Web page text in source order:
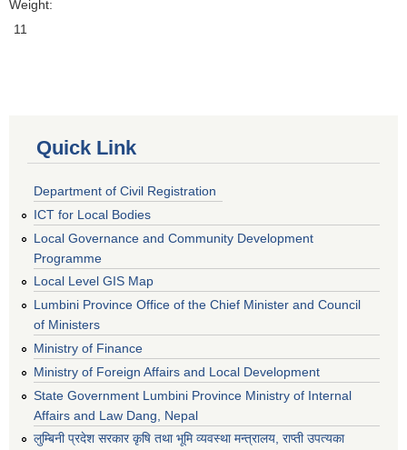
Weight:
11
Quick Link
Department of Civil Registration
ICT for Local Bodies
Local Governance and Community Development
Programme
Local Level GIS Map
Lumbini Province Office of the Chief Minister and Council
of Ministers
Ministry of Finance
Ministry of Foreign Affairs and Local Development
State Government Lumbini Province Ministry of Internal
Affairs and Law Dang, Nepal
लुम्बिनी प्रदेश सरकार कृषि तथा भूमि व्यवस्था मन्त्रालय, राप्ती उपत्यका